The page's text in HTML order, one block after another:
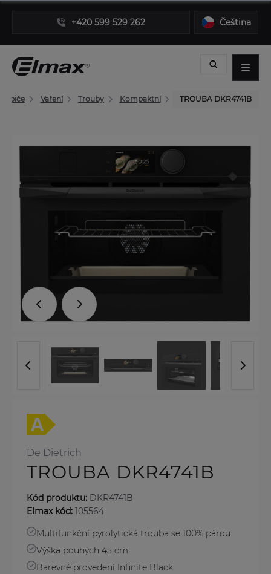
+420 599 529 262 Čeština
Vaření Trouby Kompaktní TROUBA DKR4741B
De Dietrich
TROUBA DKR4741B
Kód produktu: DKR4741B
Elmax kód: 105564
Multifunkční pyrolytická trouba se 100% párou
Výška pouhých 45 cm
Barevné provedení Infinite Black